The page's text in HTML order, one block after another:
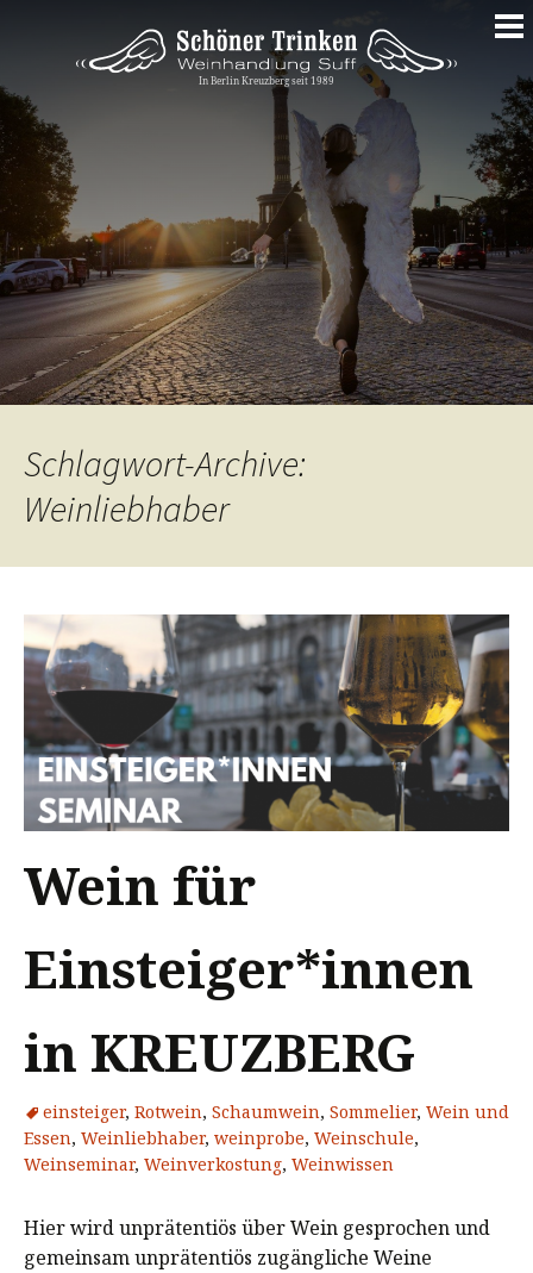
zum
Inhalt
Schlagwort-Archive:
Weinliebhaber
Wein für
Einsteiger*innen
in KREUZBERG
einsteiger, Rotwein, Schaumwein, Sommelier, Wein und
Essen, Weinliebhaber, weinprobe, Weinschule,
Weinseminar, Weinverkostung, Weinwissen
Hier wird unprätentiös über Wein gesprochen und
gemeinsam unprätentiös zugängliche Weine